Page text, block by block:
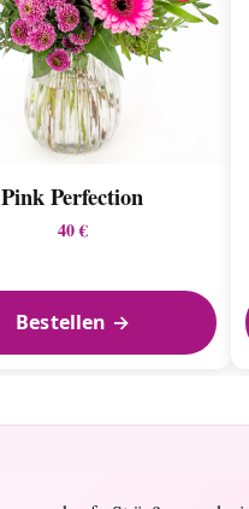
Pink Perfection
40 €
Bestellen →